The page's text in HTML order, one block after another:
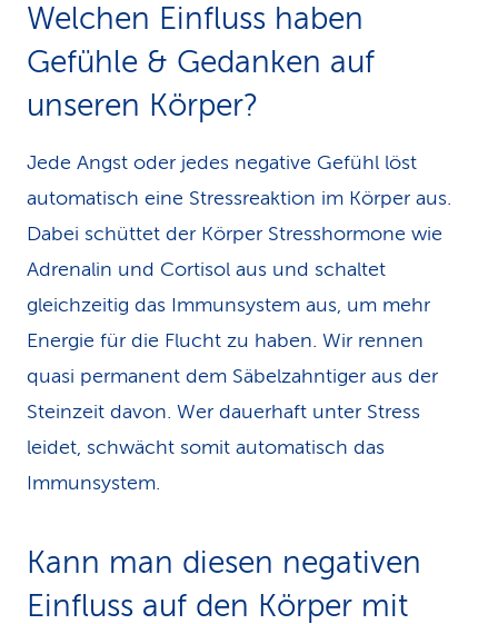
Welchen Einfluss haben
Gefühle & Gedanken auf
unseren Körper?
Jede Angst oder jedes negative Gefühl löst
automatisch eine Stressreaktion im Körper aus.
Dabei schüttet der Körper Stresshormone wie
Adrenalin und Cortisol aus und schaltet
gleichzeitig das Immunsystem aus, um mehr
Energie für die Flucht zu haben. Wir rennen
quasi permanent dem Säbelzahntiger aus der
Steinzeit davon. Wer dauerhaft unter Stress
leidet, schwächt somit automatisch das
Immunsystem.
Kann man diesen negativen
Einfluss auf den Körper mit